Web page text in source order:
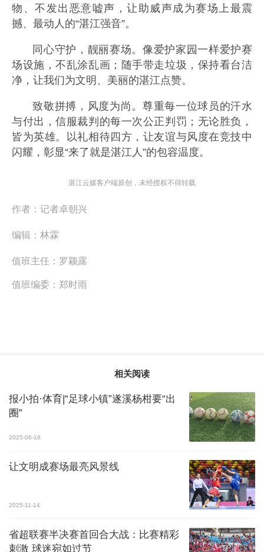
物、不发出恶意嘘声，让助威声成为赛场上最震
撼、最动人的“湛江强音”。
同心守护，靓丽赛场。像爱护家园一样爱护赛
场设施，不乱涂乱画；随手带走垃圾，保持看台洁
净，让我们为文明、美丽的湛江点赞。
致敬拼搏，风度为尚。尊重每一位球员的汗水
与付出，信服裁判的每一次公正判罚；无论胜负，
皆为英雄。以礼相待四方，让友谊与风度在竞技中
闪耀，彰显“来了就是湛江人”的包容温度。
湛江云媒客户端原创，未经授权不得转载
作者： 记者卓朝兴
编辑： 林霖
值班主任： 罗颖露
值班编委： 郑时雨
相关阅读
报小拍·体育|“足球小镇”遂溪杨柑要“出
圈”
2025-06-16
让文明成赛场最亮风景线
2025-11-14
省超联赛半决赛首回合大战：比赛精彩
刺激 球迷宛如过节